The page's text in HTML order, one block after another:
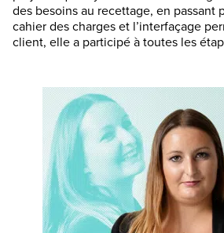
des besoins au recettage, en passant
cahier des charges et l’interfaçage
client, elle a participé à toutes les